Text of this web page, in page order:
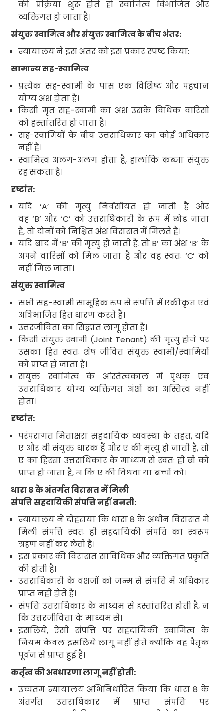
की प्रक्रिया शुरू होते ही स्वामित्व विभाजित और
व्यक्तिगत हो जाता है।
संयुक्त स्वामित्व और संयुक्त स्वामित्वके बीच अंतर:
न्यायालय ने इस अंतर को इस प्रकार स्पष्ट किया:
सामान्य सह-स्वामित्व
प्रत्येक सह-स्वामी के पास एक विशिष्ट और पहचान
योग्य अंश होता है।
किसी मृत सह-स्वामी का अंश उसके विधिक वारिसों
को हस्तांतरित हो जाता है।
सह-स्वामियों के बीच उत्तराधिकार का कोई अधिकार
नहीं है।
स्वामित्व अलग-अलग होता है,हालांकि कब्ज़ा संयुक्त
रह सकता है।
दृष्टांत:
यदि‘A’की मृत्यु निर्वसीयत
हो जाती है और
वह ‘B’ और ‘C’ को उत्तराधिकारी के रूप में छोड़ जाता
है,तो दोनों को निश्चित अंश विरासत में मिलते हैं।
यदि बाद में‘B’ की मृत्यु हो जाती है, तो B’ का अंश‘B’ के
अपने वारिसों को मिल जाता है और वह स्वतः ‘C’ को
नहीं मिल जाता।
संयुक्त स्वामित्व
सभी सह-स्वामी सामूहिक रूप से संपत्ति मेंएकीकृत एवं
अविभाजित हित धारण करते हैं।
उत्तरजीविता का सिद्धांत लागू होता है।
किसी संयुक्त स्वामी (Joint Tenant)की मृत्यु होने पर
उसका हित स्वतः शेष जीवित संयुक्त स्वामी/स्वामियों
को प्राप्त हो जाता है।
संयुक्त स्वामित्व के अस्तित्वकाल में पृथक् एवं
उत्तराधिकार योग्य व्यक्तिगत अंशों का अस्तित्व नहीं
होता।
दृष्टांत:
परंपरागत मिताक्षरा सहदायिक व्यवस्था के तहत, यदि
ए और बी संयुक्त धारक हैं और ए की मृत्यु हो जाती है, तो
ए का हिस्सा उत्तराधिकार के माध्यम से स्वतः ही बी को
प्राप्त हो जाता है,न कि ए की विधवा या बच्चों को।
धारा8के अंतर्गत विरासत में मिली
संपत्ति सहदायिकी संपत्ति नहीं बनती:
न्यायालय ने दोहराया कि धारा8के अधीन विरासत में
मिली संपत्ति स्वतः ही सहदायिकी संपत्ति का स्वरूप
ग्रहण नहीं कर लेती है।
इस प्रकार की विरासत सांविधिक और व्यक्तिगत प्रकृति
की होती है।
उत्तराधिकारी के वंशजों को जन्म से संपत्ति में अधिकार
प्राप्त नहीं होते हैं।
संपत्ति उत्तराधिकार के माध्यम से हस्तांतरित होती है, न
कि उत्तरजीविता के माध्यम से।
इसलिये,ऐसी संपत्ति पर सहदायिकी स्वामित्व के
नियम केवल इसलिये लागू नहीं होते क्योंकि वह पैतृक
पूर्वज से प्राप्त हुई है।
कर्तृत्वकी अवधारणा लागू नहीं होती:
उच्चतम न्यायालय अभिनिर्धारित किया कि धारा 8 के
अंतर्गत उत्तराधिकार में प्राप्त संपत्ति पर